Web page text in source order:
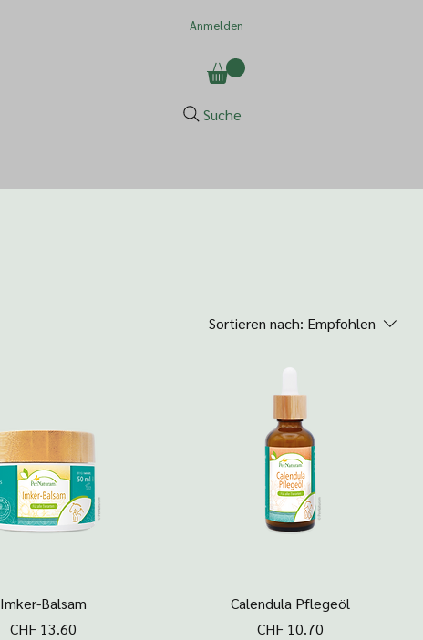
Anmelden
Suche
Sortieren nach: Empfohlen
Schnellansicht
Imker-Balsam
Preis
CHF 13.60
Schnellansicht
Calendula Pflegeöl
Preis
CHF 10.70